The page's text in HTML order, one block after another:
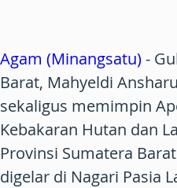
Agam (Minangsatu)-
Barat, Mahyeldi
sekaligus memimpin
Kebakaran Hutan dan
Provinsi Sumatera
digelar di Nagari Pasia